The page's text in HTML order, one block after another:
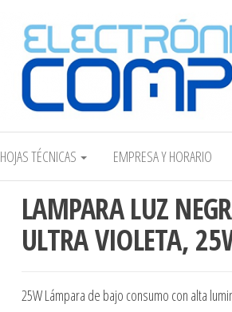
Electrónica
HOJAS TÉCNICAS EMPRESA Y HORARIO
LAMPARA LUZ
ULTRA VIOLETA,
25W Lámpara de bajo consumo con alta